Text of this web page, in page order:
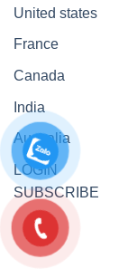
United states
France
Canada
India
Australia
LOGIN
SUBSCRIBE